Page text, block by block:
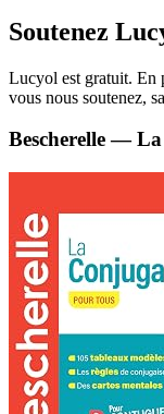
Soutenez
Lucyol est gratuit. En
vous nous soutenez,
Bescherelle —